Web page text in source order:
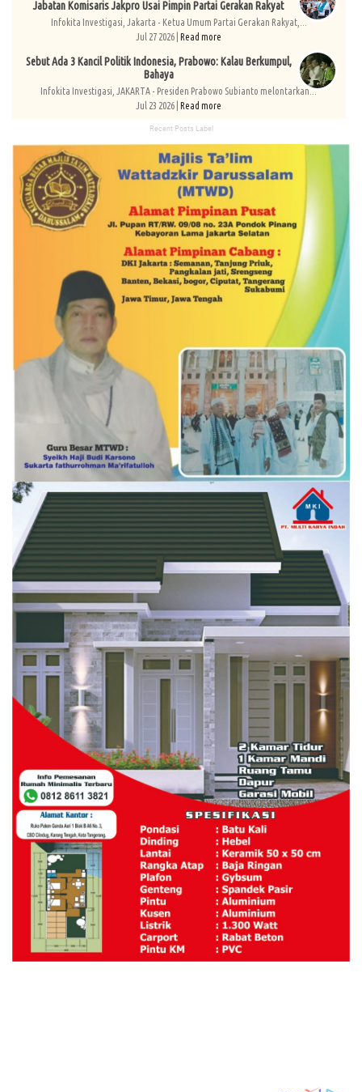
Jabatan Komisaris Jakpro Usai Pimpin Partai Gerakan Rakyat
Infokita Investigasi, Jakarta - Ketua Umum Partai Gerakan Rakyat,...
Jul 27 2026 | Read more
Sebut Ada 3 Kancil Politik Indonesia, Prabowo: Kalau Berkumpul,
Bahaya
Infokita Investigasi, JAKARTA - Presiden Prabowo Subianto melontarkan...
Jul 23 2026 | Read more
Recent Posts Label